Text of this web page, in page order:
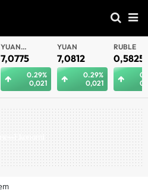
YUAN
OFFSHORE
7,0775
0.29%
0,021
YUAN
7,0812
0.29%
0,021
RUBLE
0,5825